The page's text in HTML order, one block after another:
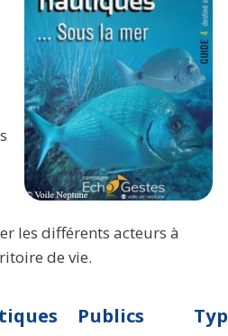
les différents acteurs à
de vie.
Publics